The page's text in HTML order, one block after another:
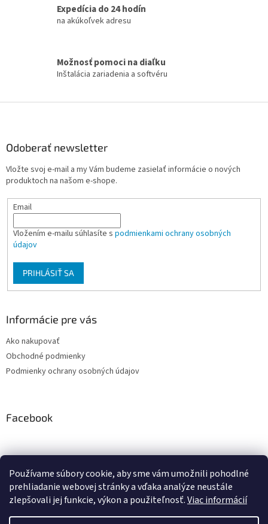
Používame súbory cookie, aby sme vám umožnili pohodlné
prehliadanie webovej stránky a vďaka analýze neustále
zlepšovali jej funkcie, výkon a použiteľnosť.Viac informácií
c
v
k
v
Expedícia do 24 hodín
na akúkoľvek adresu
Možnosť pomoci na diaľku
Inštalácia zariadenia a softvéru
Odoberať newsletter
Vložte svoj e-mail a my Vám budeme zasielať informácie o nových
produktoch na našom e-shope.
Email
Vložením e-mailu súhlasíte s podmienkami ochrany osobných
údajov
PRIHLÁSIŤ SA
Informácie pre vás
Ako nakupovať
Obchodné podmienky
Podmienky ochrany osobných údajov
Facebook
PRESMONT.IT